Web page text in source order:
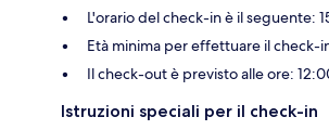
L'orario del check-in è il seguente:
Età minima per effettuare il check-
Il check-out è previsto alle ore:
Istruzioni speciali per il check-in